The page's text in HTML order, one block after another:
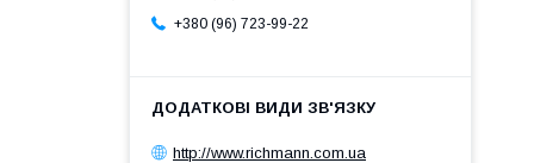
+380 (96) 723-99-22
http://www.richmann.com.ua